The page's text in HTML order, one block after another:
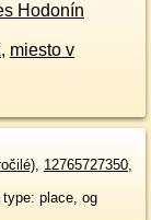
Hodonín
, miesto v
, 12765727350,
type: place, og